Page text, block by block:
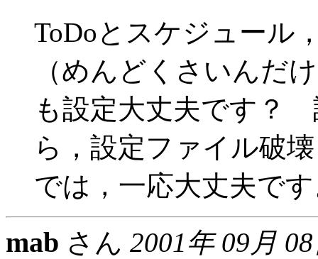
ToDoとスケジュール
（めんどくさいんだ
も設定大丈夫です？
ら，設定ファイル破
では，一応大丈夫で
mab さん 2001年 09月